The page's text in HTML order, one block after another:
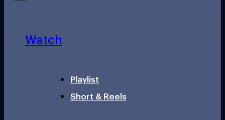
Watch
Playlist
Short & Reels